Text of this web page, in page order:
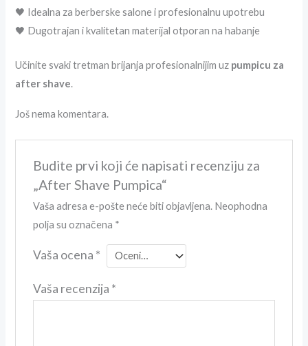
🖤 Idealna za berberske salone i profesionalnu upotrebu
🖤 Dugotrajan i kvalitetan materijal otporan na habanje
Učinite svaki tretman brijanja profesionalnijim uz pumpicu za
after shave.
Još nema komentara.
Budite prvi koji će napisati recenziju za
„After Shave Pumpica“
Vaša adresa e-pošte neće biti objavljena. Neophodna
polja su označena *
Vaša ocena *
Vaša recenzija *